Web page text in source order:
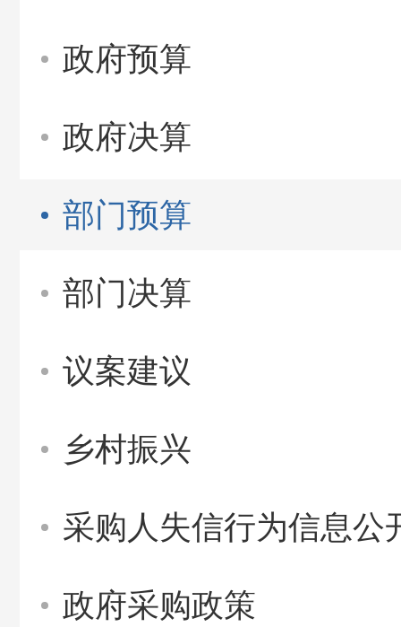
政府预算
政府决算
部门预算
部门决算
议案建议
乡村振兴
采购人失信行为信息公
政府采购政策